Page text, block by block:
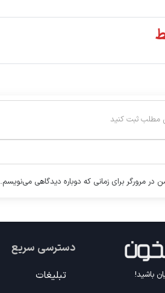
در مرورگر برای زمانی که دوباره دیدگاهی می‌نویسم.
باشید!
دسترسی سریع
تبلیغات